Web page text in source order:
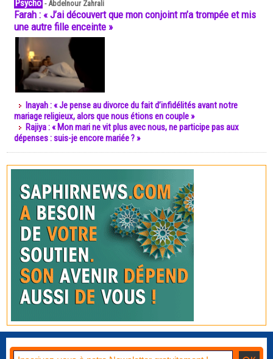
Psycho -Abdelnour Zahrali
Farah : « J’ai découvert que mon conjoint m’a trompée et mis
une autre fille enceinte »
Inayah : « Je pense au divorce du fait d’infidélités avant notre
mariage religieux, alors que nous étions en couple »
Rajiya : « Mon mari ne vit plus avec nous, ne participe pas aux
dépenses : suis-je encore mariée ? »